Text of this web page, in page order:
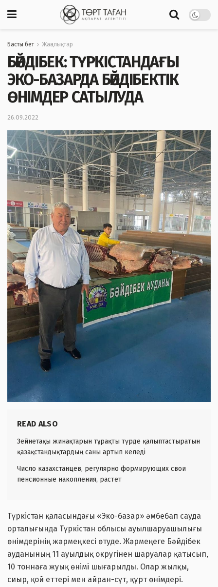
Басты бет Жаңалықтар
БӘЙДІБЕК: ТҮРКІСТАНДАҒЫ
ЭКО-БАЗАРДА БӘЙДІБЕКТІК
ӨНІМДЕР САТЫЛУДА
26.09.2022
READ ALSO
Зейнетақы жинақтарын тұрақты түрде қалыптастыратын
қазақстандықтардың саны артып келеді
Число казахстанцев, регулярно формирующих свои
пенсионные накопления, растет
Түркістан қаласындағы «Эко-базар» әмбебап сауда
орталығында Түркістан облысы ауылшаруашылығы
өнімдерінің жәрмеңкесі өтуде. Жәрмеңеге Бәйдібек
ауданының 11 ауылдық округінен шаруалар қатысып,
10 тоннаға жуық өнімі шығарылды. Олар жылқы,
сиыр, қой еттері мен айран-сүт, құрт өнімдері.